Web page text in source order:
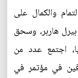
بالتمام والكمال على
هاربر، وسحق
اجتمع عدد من
في مؤتمر في